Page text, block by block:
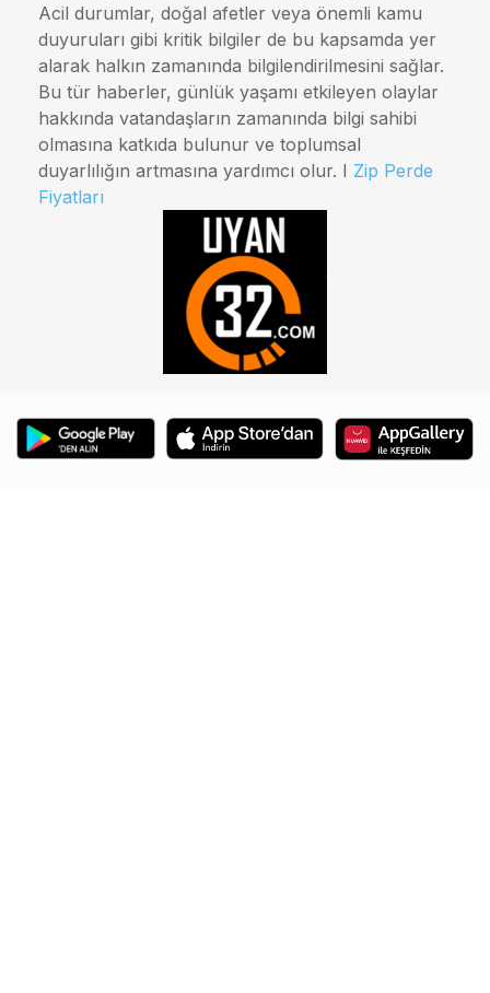
Acil durumlar, doğal afetler veya önemli kamu
duyuruları gibi kritik bilgiler de bu kapsamda yer
alarak halkın zamanında bilgilendirilmesini sağlar.
Bu tür haberler, günlük yaşamı etkileyen olaylar
hakkında vatandaşların zamanında bilgi sahibi
olmasına katkıda bulunur ve toplumsal
duyarlılığın artmasına yardımcı olur. I Zip Perde
Fiyatları